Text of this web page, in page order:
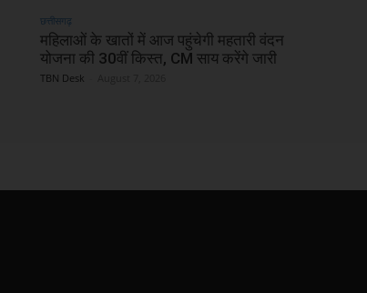
छत्तीसगढ़
महिलाओं के खातों में आज पहुंचेगी महतारी वंदन
योजना की 30वीं किस्त, CM साय करेंगे जारी
TBN Desk